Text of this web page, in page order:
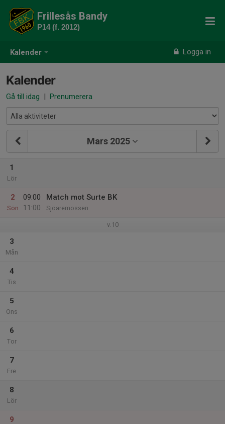
Kalender Logga in
Frillesås Bandy
P14 (f. 2012)
Kalender
Gå till idag | Prenumerera
Mars 2025
1
Lör
2
Sön
09:00
11:00
Match mot Surte BK
Sjöaremossen
v.10
3
Mån
4
Tis
5
Ons
6
Tor
7
Fre
8
Lör
9